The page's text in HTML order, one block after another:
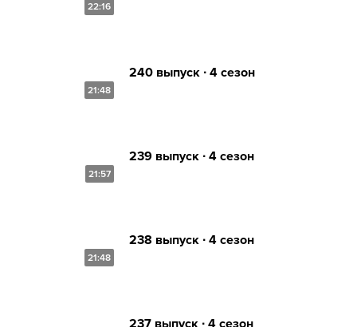
22:16
21:48
240 выпуск ∙ 4 сезон
21:57
239 выпуск ∙ 4 сезон
21:48
238 выпуск ∙ 4 сезон
237 выпуск ∙ 4 сезон